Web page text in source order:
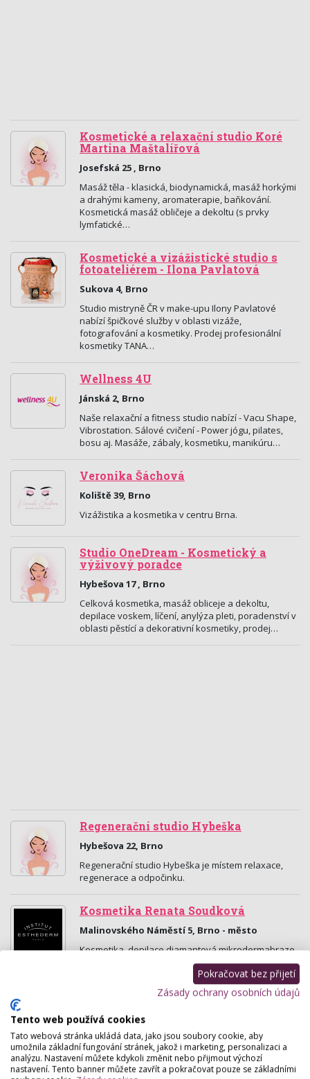
Kosmetické a relaxační studio Koré
Martina Maštalířová
Josefská 25 , Brno
Masáž těla - klasická, biodynamická, masáž horkými
a drahými kameny, aromaterapie, baňkování.
Kosmetická masáž obličeje a dekoltu (s prvky
lymfatické…
Kosmetické a vizážistické studio s
fotoateliérem - Ilona Pavlatová
Sukova 4, Brno
Studio mistryně ČR v make-upu Ilony Pavlatové
nabízí špičkové služby v oblasti vizáže,
fotografování a kosmetiky. Prodej profesionální
kosmetiky TANA…
Wellness 4U
Jánská 2, Brno
Naše relaxační a fitness studio nabízí - Vacu Shape,
Vibrostation. Sálové cvičení - Power jógu, pilates,
bosu aj. Masáže, zábaly, kosmetiku, manikúru…
Veronika Šáchová
Koliště 39, Brno
Vizážistika a kosmetika v centru Brna.
Studio OneDream - Kosmetický a
výživový poradce
Hybešova 17 , Brno
Celková kosmetika, masáž obliceje a dekoltu,
depilace voskem, líčení, anylýza pleti, poradenství v
oblasti pěstící a dekorativní kosmetiky, prodej…
Regenerační studio Hybeška
Hybešova 22, Brno
Regenerační studio Hybeška je místem relaxace,
regenerace a odpočinku.
Kosmetika Renata Soudková
Malinovského Náměstí 5, Brno - město
Kosmetika, depilace,diamantová mikrodermabraze,
permanentní prodloužení řas.
Kosmetické studio BeautyCow
Staňkova 29, Brno
Beauty cow je moderní kosmetické studio s
příjemným prostředím v centru Brna s dobrou
možností parkování. Studio pravidelně navštěvuje i
Miss Earth…
Pokračovat bez přijetí
Zásady ochrany osobních údajů
Tento web používá cookies
Tato webová stránka ukládá data, jako jsou soubory cookie, aby
umožnila základní fungování stránek, jakož i marketing, personalizaci a
analýzu. Nastavení můžete kdykoli změnit nebo přijmout výchozí
nastavení. Tento banner můžete zavřít a pokračovat pouze se základními